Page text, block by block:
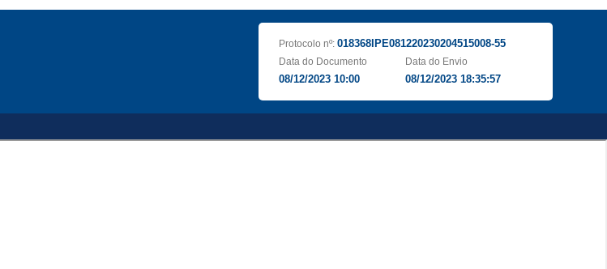
Protocolo nº: 018368IPE081220230204515008-55
Data do Documento
08/12/2023 10:00
Data do Envio
08/12/2023 18:35:57